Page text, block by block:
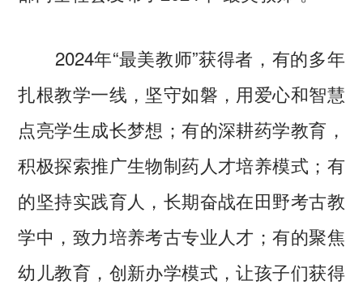
2024年“最美教师”获得者，有的多年
扎根教学一线，坚守如磐，用爱心和智慧
点亮学生成长梦想；有的深耕药学教育，
积极探索推广生物制药人才培养模式；有
的坚持实践育人，长期奋战在田野考古教
学中，致力培养考古专业人才；有的聚焦
幼儿教育，创新办学模式，让孩子们获得